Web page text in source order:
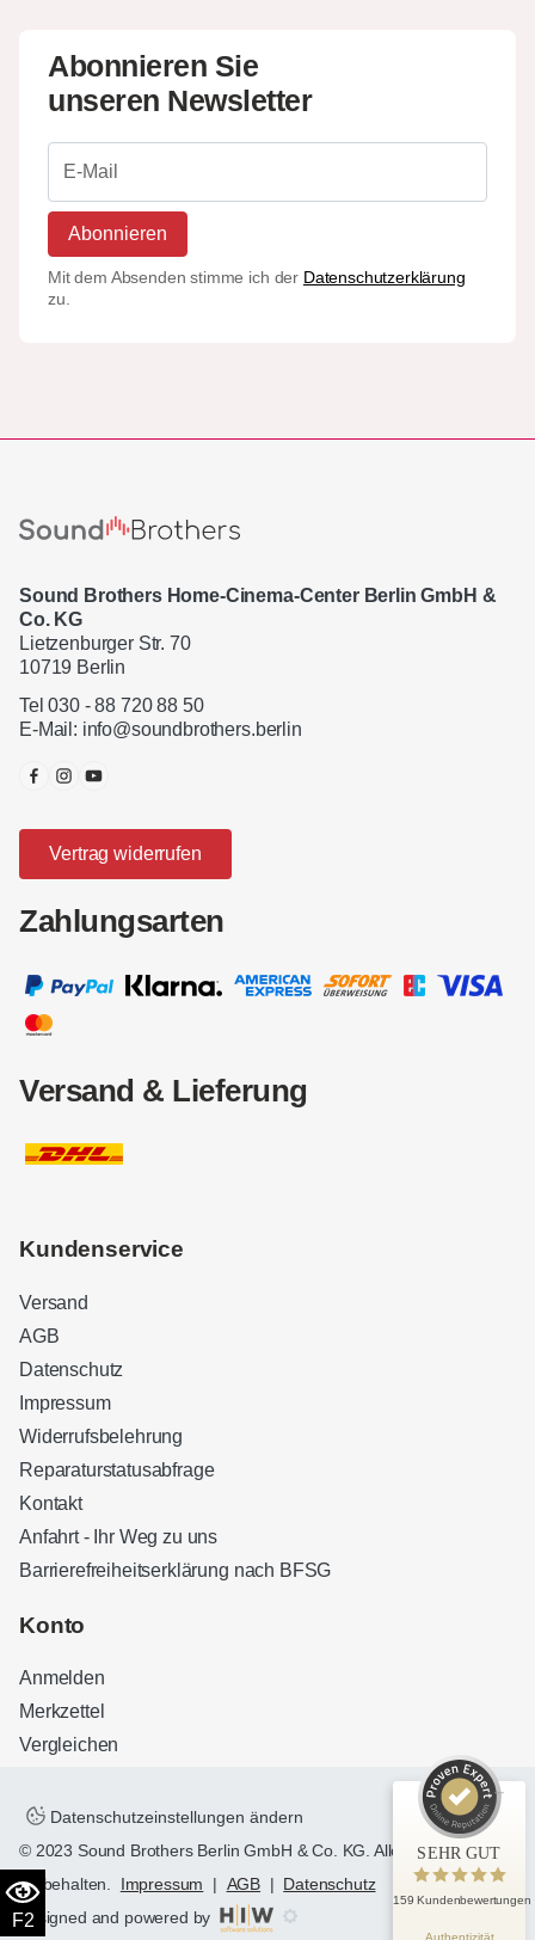
F2
Abonnieren Sie
unseren Newsletter
Abonnieren
Mit dem Absenden stimme ich der Datenschutzerklärung
zu.
Sound Brothers Home-Cinema-Center Berlin GmbH &
Co. KG
Lietzenburger Str. 70
10719 Berlin
Tel 030 - 88 720 88 50
E-Mail: info@soundbrothers.berlin
Vertrag widerrufen
Zahlungsarten
Versand & Lieferung
Kundenservice
Versand
AGB
Datenschutz
Impressum
Widerrufsbelehrung
Reparaturstatusabfrage
Kontakt
Anfahrt - Ihr Weg zu uns
Barrierefreiheitserklärung nach BFSG
Konto
Anmelden
Merkzettel
Vergleichen
Datenschutzeinstellungen ändern
© 2023 Sound Brothers Berlin GmbH & Co. KG. Alle Rechte
vorbehalten. Impressum | AGB | Datenschutz
designed and powered by
SEHR GUT
159 Kundenbewertungen
Authentizität
Kundenbewertungen und Erfahrungen zu
32
Bewertungen auf
ProvenExpert.com
Blick aufs ProvenExpert-Profil werfen